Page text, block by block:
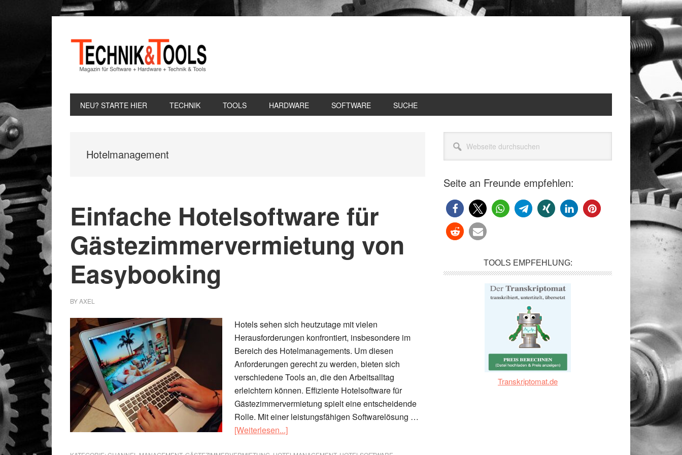
Hauptnavigation
NEU? STARTE HIER TECHNIK TOOLS HARDWARE SOFTWARE SUCHE
Hotelmanagement
Einfache Hotelsoftware für
Gästezimmervermietung von
Easybooking
BYAXEL
Hotels sehen sich heutzutage mit vielen
Herausforderungen konfrontiert, insbesondere im
Bereich des Hotelmanagements. Um diesen
Anforderungen gerecht zu werden, bieten sich
verschiedene Tools an, die den Arbeitsalltag
erleichtern können. Effiziente Hotelsoftware für
Gästezimmervermietung spielt eine entscheidende
Rolle. Mit einer leistungsfähigen Softwarelösung …
[Weiterlesen...]ÜberEinfache
Seitenspalte
durchsuchen
Seite an Freunde empfehlen:
TOOLS EMPFEHLUNG:
Transkriptomat.de